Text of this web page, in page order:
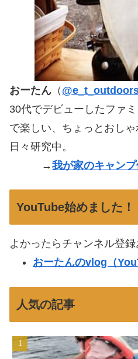
おーたん （
30代でデビューしたファ
で楽しい、ちょっとおし
日々研究中。
→我が家のキャン
YouTube始めました！
よかったらチャンネル登
おーたんのvlog（
人気の記事